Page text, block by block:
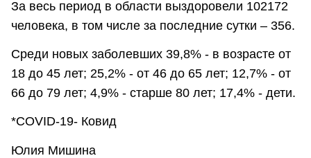
За весь период в области выздоровели 102172
человека, в том числе за последние сутки – 356.
Среди новых заболевших 39,8% - в возрасте от
18 до 45 лет; 25,2% - от 46 до 65 лет; 12,7% - от
66 до 79 лет; 4,9% - старше 80 лет; 17,4% - дети.
*COVID-19- Ковид
Юлия Мишина